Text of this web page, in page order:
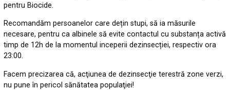
pentru Biocide.
Recomandăm persoanelor care dețin stupi, să ia măsurile
necesare, pentru ca albinele să evite contactul cu substanța activă
timp de 12h de la momentul inceperii dezinsecției, respectiv ora
23:00.
Facem precizarea că, acţiunea de dezinsecţie terestră zone verzi,
nu pune în pericol sănătatea populaţiei!